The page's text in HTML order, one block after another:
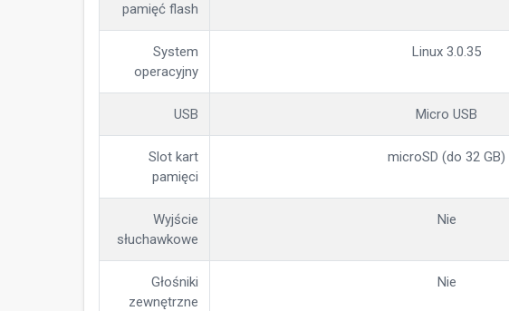
pamięć flash
System
operacyjny
Linux 3.0.35
USB Micro USB
Slot kart
pamięci
microSD (do 32 GB)
Wyjście
słuchawkowe
Nie
Głośniki
zewnętrzne
Nie